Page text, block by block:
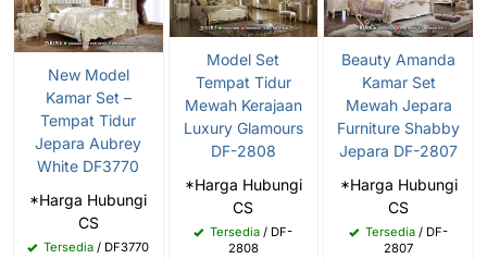
New Model
Kamar Set –
Tempat Tidur
Jepara Aubrey
White DF3770
*Harga Hubungi
CS
Tersedia / DF3770
Model Set
Tempat Tidur
Mewah Kerajaan
Luxury Glamours
DF-2808
*Harga Hubungi
CS
Tersedia / DF-
2808
Beauty Amanda
Kamar Set
Mewah Jepara
Furniture Shabby
Jepara DF-2807
*Harga Hubungi
CS
Tersedia / DF-
2807